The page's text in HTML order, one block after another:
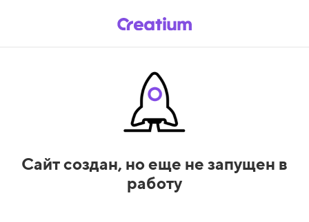
Сайт создан, но еще не запущен в
работу